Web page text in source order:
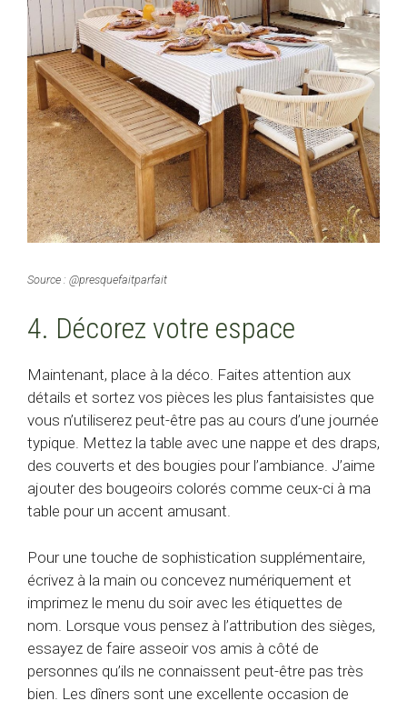
Source : @presquefaitparfait
4. Décorez votre espace
Maintenant, place à la déco. Faites attention aux
détails et sortez vos pièces les plus fantaisistes que
vous n’utiliserez peut-être pas au cours d’une journée
typique. Mettez la table avec une nappe et des draps,
des couverts et des bougies pour l’ambiance. J’aime
ajouter des bougeoirs colorés comme ceux-ci à ma
table pour un accent amusant.
Pour une touche de sophistication supplémentaire,
écrivez à la main ou concevez numériquement et
imprimez le menu du soir avec les étiquettes de
nom. Lorsque vous pensez à l’attribution des sièges,
essayez de faire asseoir vos amis à côté de
personnes qu’ils ne connaissent peut-être pas très
bien. Les dîners sont une excellente occasion de